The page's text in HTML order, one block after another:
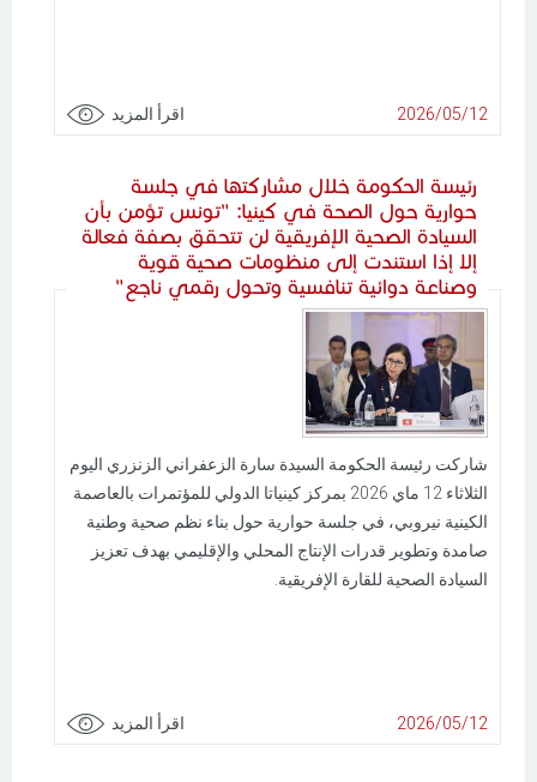
2026/05/12 اقرأ المزيد
رئيسة الحكومة خلال مشاركتها في جلسة
حوارية حول الصحة في كينيا: "تونس تؤمن بأن
السيادة الصحية الإفريقية لن تتحقق بصفة فعالة
إلا إذا استندت إلى منظومات صحية قوية
وصناعة دوائية تنافسية وتحول رقمي ناجع"
شاركت رئيسة الحكومة السيدة سارة الزعفراني الزنزري اليوم
الثلاثاء 12 ماي 2026 بمركز كينياتا الدولي للمؤتمرات بالعاصمة
الكينية نيروبي، في جلسة حوارية حول بناء نظم صحية وطنية
صامدة وتطوير قدرات الإنتاج المحلي والإقليمي بهدف تعزيز
السيادة الصحية للقارة الإفريقية.
2026/05/12 اقرأ المزيد